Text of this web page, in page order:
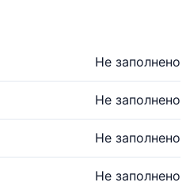
Не заполнено
Не заполнено
Не заполнено
Не заполнено